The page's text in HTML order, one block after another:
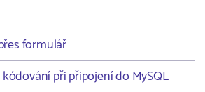
formulář
při připojení do MySQL